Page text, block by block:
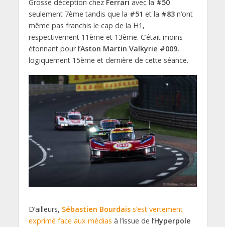
Grosse déception chez Ferrari avec la #50
seulement 7ème tandis que la #51 et la #83n’ont
même pas franchis le cap de la H1,
respectivement 11ème et 13ème. C’était moins
étonnant pour l’Aston Martin Valkyrie #009,
logiquement 15ème et dernière de cette séance.
D’ailleurs, Sébastien Bourdaiss’est vertement
exprimé face aux médias à l’issue de l’Hyperpole